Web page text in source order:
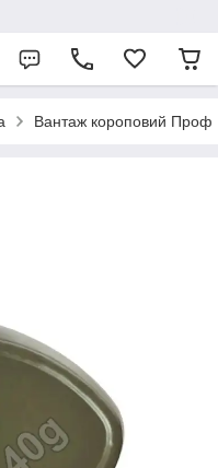
Вантаж короповий Проф